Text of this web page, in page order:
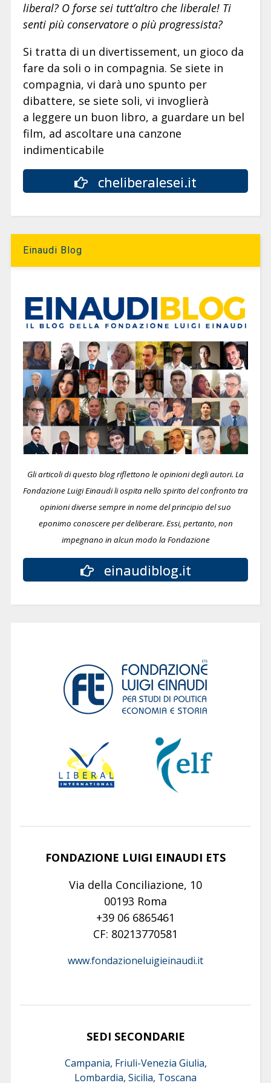
liberal? O forse sei tutt’altro che liberale! Ti
senti più conservatore o più progressista?
Si tratta di un divertissement, un gioco da
fare da soli o in compagnia. Se siete in
compagnia, vi darà uno spunto per
dibattere, se siete soli, vi invoglierà
a leggere un buon libro, a guardare un bel
film, ad ascoltare una canzone
indimenticabile
cheliberalesei.it
Einaudi Blog
Gli articoli di questo blog riflettono le opinioni degli autori. La
Fondazione Luigi Einaudi li ospita nello spirito del confronto tra
opinioni diverse sempre in nome del principio del suo
eponimo conoscere per deliberare. Essi, pertanto, non
impegnano in alcun modo la Fondazione
einaudiblog.it
FONDAZIONE LUIGI EINAUDI ETS
Via della Conciliazione, 10
00193 Roma
+39 06 6865461
CF: 80213770581
www.fondazioneluigieinaudi.it
SEDI SECONDARIE
Campania, Friuli-Venezia Giulia,
Lombardia, Sicilia, Toscana